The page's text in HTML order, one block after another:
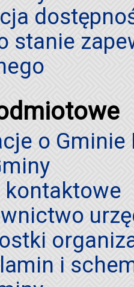
stanie
o Gminie
kontaktowe
i